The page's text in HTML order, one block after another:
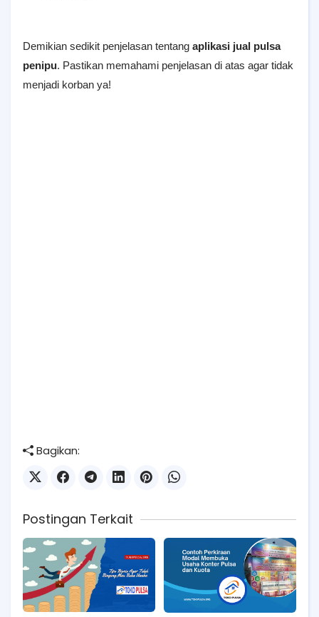
Demikian sedikit penjelasan tentang aplikasi jual pulsa
penipu. Pastikan memahami penjelasan di atas agar tidak
menjadi korban ya!
Bagikan:
Postingan Terkait